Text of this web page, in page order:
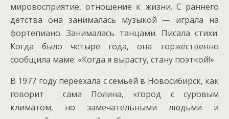
мировосприятие, отношение к жизни. С раннего
детства она занималась музыкой — играла на
фортепиано. Занималась танцами. Писала стихи.
Когда было четыре года, она торжественно
сообщила маме: «Когда я вырасту, стану поэткой!»
В 1977 году переехала с семьёй в Новосибирск, как
говорит сама Полина, «город с суровым
климатом, но замечательными людьми и